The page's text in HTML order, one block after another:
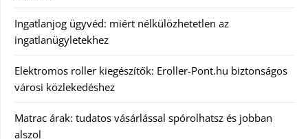
Ingatlanjog ügyvéd: miért nélkülözhetetlen az
ingatlanügyletekhez
Elektromos roller kiegészítők: Eroller-Pont.hu biztonságos
városi közlekedéshez
Matrac árak: tudatos vásárlással spórolhatsz és jobban
alszol